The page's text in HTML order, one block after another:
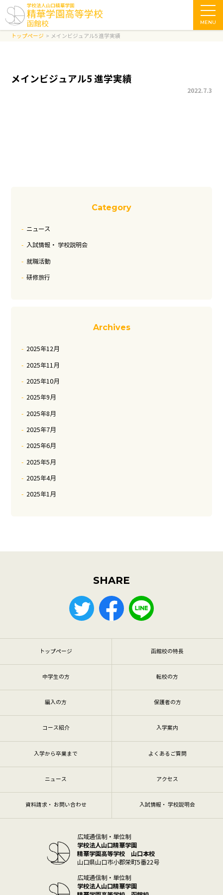
MENU
トップページ メインビジュアル5 進学実績
メインビジュアル5 進学実績
2022.7.3
Category
ニュース
入試情報・ 学校説明会
就職活動
研修旅行
Archives
2025年12月
2025年11月
2025年10月
2025年9月
2025年8月
2025年7月
2025年6月
2025年5月
2025年4月
2025年1月
SHARE
トップページ 函館校の特長
中学生の方 転校の方
編入の方 保護者の方
コース紹介 入学案内
入学から卒業まで よくあるご質問
ニュース アクセス
資料請求・ お問い合わせ 入試情報・ 学校説明会
広域通信制・単位制
学校法人山口精華学園
精華学園高等学校 山口本校
山口県山口市小郡栄町5番22号
広域通信制・単位制
学校法人山口精華学園